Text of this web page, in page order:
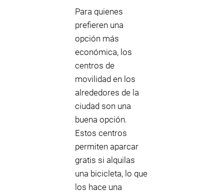
Para quienes
prefieren una
opción más
económica, los
centros de
movilidad en los
alrededores de la
ciudad son una
buena opción.
Estos centros
permiten aparcar
gratis si alquilas
una bicicleta, lo que
los hace una